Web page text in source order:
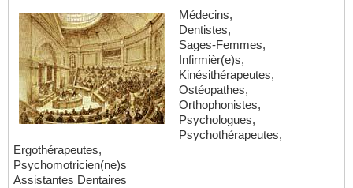
Médecins,
Dentistes,
Sages-Femmes,
Infirmièr(e)s,
Kinésithérapeutes,
Ostéopathes,
Orthophonistes,
Psychologues,
Psychothérapeutes,
Ergothérapeutes,
Psychomotricien(ne)s
Assistantes Dentaires